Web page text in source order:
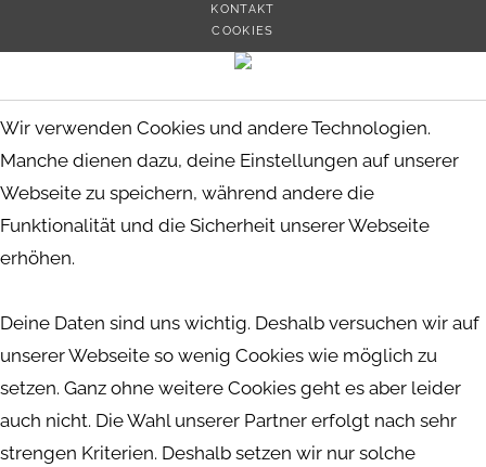
KONTAKT
COOKIES
Wir verwenden Cookies und andere Technologien.
Manche dienen dazu, deine Einstellungen auf unserer
Webseite zu speichern, während andere die
Funktionalität und die Sicherheit unserer Webseite
erhöhen.
Deine Daten sind uns wichtig. Deshalb versuchen wir auf
unserer Webseite so wenig Cookies wie möglich zu
setzen. Ganz ohne weitere Cookies geht es aber leider
auch nicht. Die Wahl unserer Partner erfolgt nach sehr
strengen Kriterien. Deshalb setzen wir nur solche